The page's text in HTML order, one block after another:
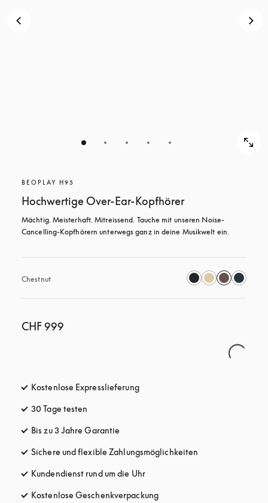
BEOPLAY H95
Hochwertige Over-Ear-Kopfhörer
Mächtig. Meisterhaft. Mitreissend. Tauche mit unseren Noise-
Cancelling-Kopfhörern unterwegs ganz in deine Musikwelt ein.
Chestnut
CHF 999
Kostenlose Expresslieferungöffnet sich in einem neuen Tab
30 Tage testen
Bis zu 3 Jahre Garantie
Sichere und flexible Zahlungsmöglichkeiten
Kundendienst rund um die Uhröffnet sich in einem neuen Tab
Kostenlose Geschenkverpackungöffnet sich in einem neuen